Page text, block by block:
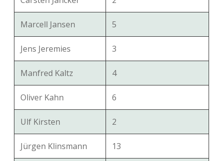
Marcell Jansen 5
Jens Jeremies 3
Manfred Kaltz 4
Oliver Kahn 6
Ulf Kirsten 2
Jürgen Klinsmann 13